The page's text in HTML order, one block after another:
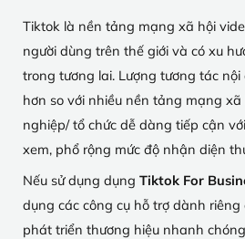
Tiktok là nền tảng mạng xã hội
người dùng trên thế giới và có xu
trong tương lai. Lượng tương tác
hơn so với nhiều nền tảng mạng
nghiệp/ tổ chức dễ dàng tiếp cận
xem, phổ rộng mức độ nhận diện
Nếu sử dụng dụng Tiktok For
dụng các công cụ hỗ trợ dành
phát triển thương hiệu nhanh